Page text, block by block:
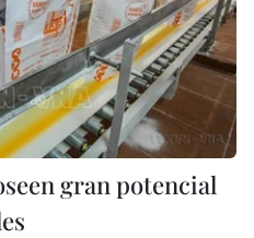
gran potencial